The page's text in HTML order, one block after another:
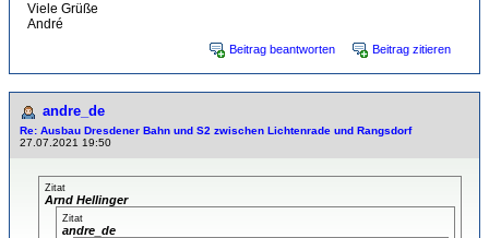
Viele Grüße
André
Beitrag beantworten Beitrag zitieren
andre_de
Re: Ausbau Dresdener Bahn und S2 zwischen Lichtenrade und Rangsdorf
27.07.2021 19:50
Zitat
Arnd Hellinger
Zitat
andre_de